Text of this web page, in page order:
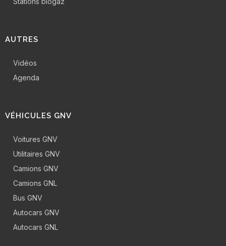
AUTRES
Vidéos
Agenda
VÉHICULES GNV
Voitures GNV
Utilitaires GNV
Camions GNV
Camions GNL
Bus GNV
Autocars GNV
Autocars GNL